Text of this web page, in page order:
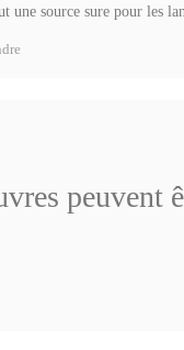
une source sure pour les
peuvent